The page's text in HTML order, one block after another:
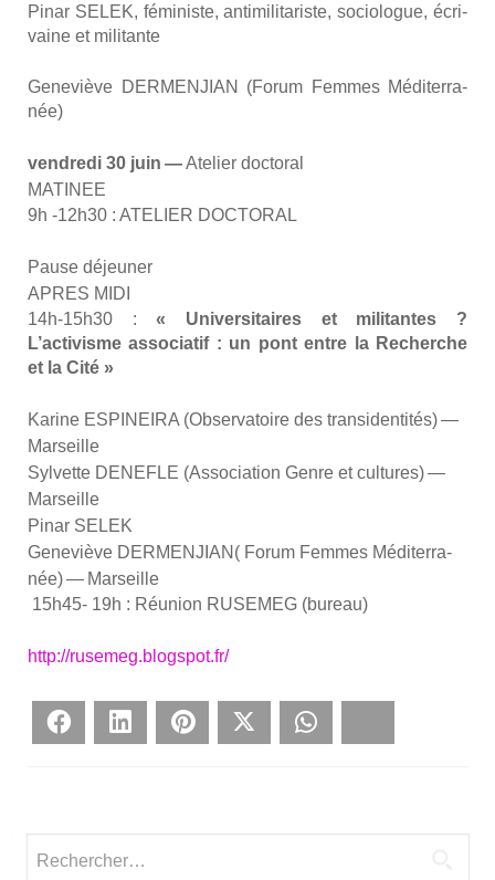
Pinar SELEK, fémi­niste, anti­mi­li­ta­riste, socio­logue, écri­
vaine et mili­tante
Gene­viève DERMENJIAN (Forum Femmes Médi­ter­ra­
née)
ven­dre­di 30 juin —Ate­lier doc­to­ral
MATINEE
9h ‑12h30 : ATELIER DOCTORAL
Pause déjeu­ner
APRES MIDI
14h-15h30 :« Uni­ver­si­taires et mili­tantes ?
L’activisme asso­cia­tif : un pont entre la Recherche
et la Cité »
Karine ESPINEIRA (Obser­va­toire des tran­si­den­ti­tés) —
Mar­seille
Syl­vette DENEFLE (Asso­cia­tion Genre et cultures) —
Mar­seille
Pinar SELEK
Gene­viève DERMENJIAN( Forum Femmes Médi­ter­ra­
née) — Mar­seille
15h45- 19h : Réunion RUSEMEG (bureau)
http://rusemeg.blogspot.fr/
Face­bookLin­ke­dIn Pin­te­rest Twit­ter